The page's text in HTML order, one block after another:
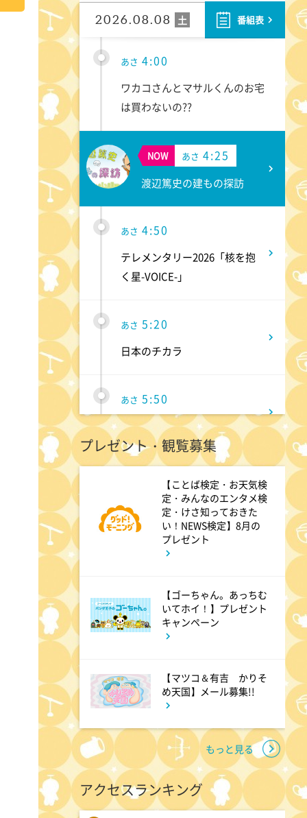
2026.08.08 土 番組表
あさ 4:00
ワカコさんとマサルくんのお宅
は買わないの??
NOW あさ 4:25
渡辺篤史の建もの探訪
あさ 4:50
テレメンタリー2026「核を抱
く星-VOICE-」
あさ 5:20
日本のチカラ
あさ 5:50
ANNニュース
グッド!モーニング
8:00
行が思い出の地・静岡県で極上
旅&世界遺産特集!
1泊家族 傑作選 100年前に
タイプスリップ!?昭和大正の暮
らしをする衝撃家族
午前 9:55
しあわせのたね。
プレゼント・観覧募集
【ことば検定・お天気検
定・みんなのエンタメ検
定・けさ知っておきた
い！NEWS検定】8月の
プレゼント
【ゴーちゃん。あっちむ
いてホイ！】プレゼント
キャンペーン
【マツコ＆有吉 かりそ
め天国】メール募集!!
もっと見る
アクセスランキング